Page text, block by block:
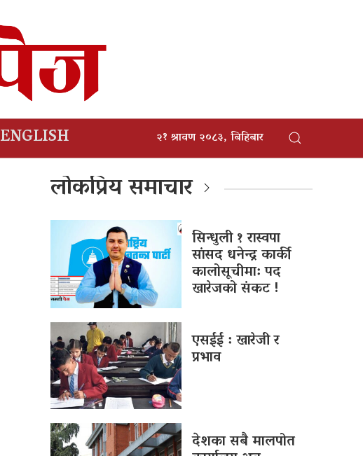
ENGLISH २१ श्रावण २०८३, बिहिबार
लोकप्रिय समाचार
सिन्धुली १ रास्वपा
सांसद धनेन्द्र कार्की
कालोसूचीमा: पद
खारेजको संकट !
एसईई : खारेजी र
प्रभाव
देशका सबै मालपोत